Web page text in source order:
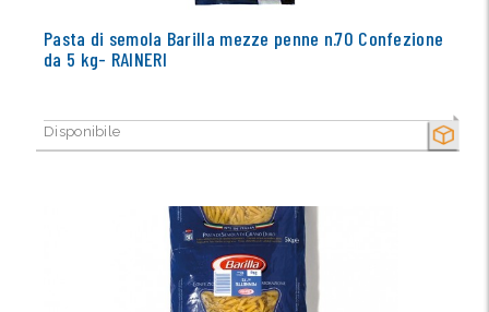
SECCO
Pasta di semola Barilla mezze penne n.70 Confezione
da 5 kg- RAINERI
Disponibile